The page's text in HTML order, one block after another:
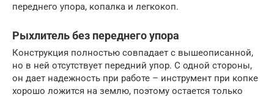
переднего упора, копалка и легкокоп.
Рыхлитель без переднего упора
Конструкция полностью совпадает с вышеописанной,
но в ней отсутствует передний упор. С одной стороны,
он дает надежность при работе – инструмент при копке
хорошо ложится на землю, поэтому остается только